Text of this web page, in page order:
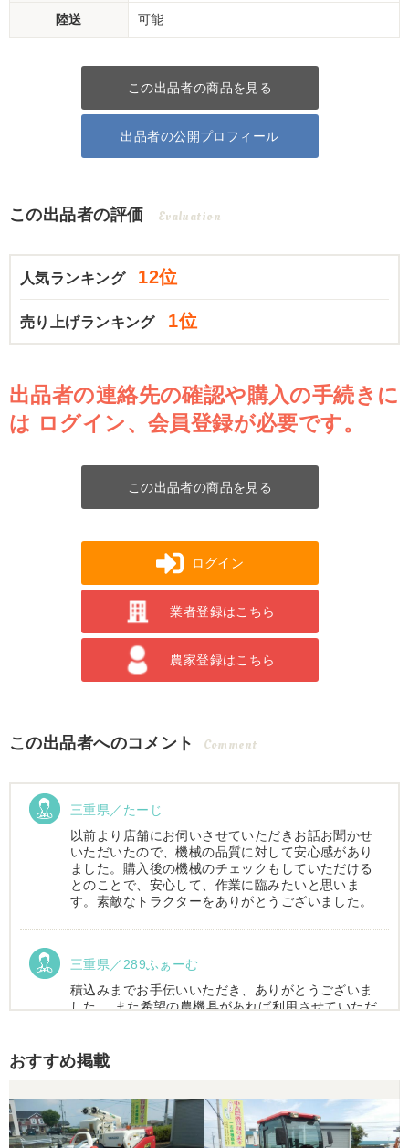
陸送 可能
この出品者の商品を見る
出品者の公開プロフィール
この出品者の評価 Evaluation
人気ランキング 12位
売り上げランキング 1位
出品者の連絡先の確認や購入の手続きに
は ログイン、会員登録が必要です。
この出品者の商品を見る
ログイン
業者登録はこちら
農家登録はこちら
この出品者へのコメント Comment
三重県／たーじ
以前より店舗にお伺いさせていただきお話お聞かせ
いただいたので、機械の品質に対して安心感があり
ました。購入後の機械のチェックもしていただける
とのことで、安心して、作業に臨みたいと思いま
す。素敵なトラクターをありがとうございました。
三重県／289ふぁーむ
積込みまでお手伝いいただき、ありがとうございま
した。 また希望の農機具があれば利用させていただ
この度はお世話になりました。また、機会があれば
よろしくお願いします。
おすすめ掲載